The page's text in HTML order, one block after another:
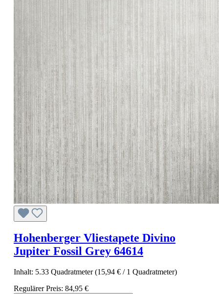
Hohenberger Vliestapete Divino
Jupiter Fossil Grey 64614
Inhalt: 5.33 Quadratmeter(15,94 € / 1 Quadratmeter)
Regulärer Preis: 84,95 €